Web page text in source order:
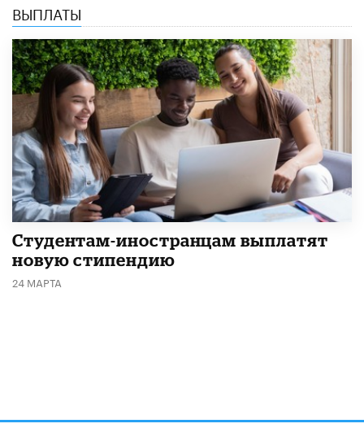
ВЫПЛАТЫ
Студентам-иностранцам выплатят
новую стипендию
24 МАРТА